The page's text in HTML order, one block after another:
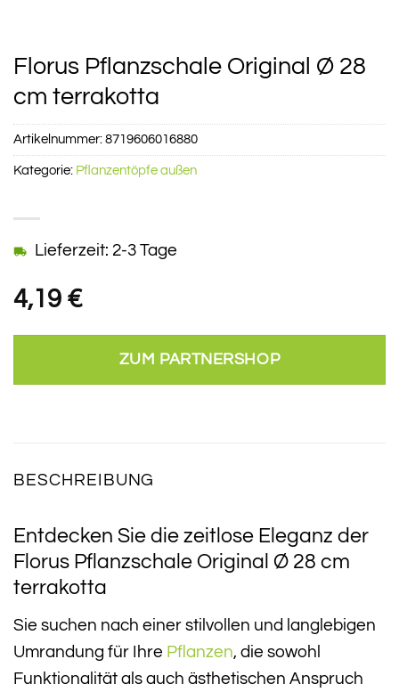
Florus Pflanzschale Original Ø 28
cm terrakotta
4,19 €
Lieferzeit: 2-3 Tage
ZUM PARTNERSHOP
Artikelnummer: 8719606016880
Kategorie: Pflanzentöpfe außen
BESCHREIBUNG
Entdecken Sie die zeitlose Eleganz der
Florus Pflanzschale Original Ø 28 cm
terrakotta
Sie suchen nach einer stilvollen und langlebigen
Umrandung für Ihre Pflanzen, die sowohl
Funktionalität als auch ästhetischen Anspruch